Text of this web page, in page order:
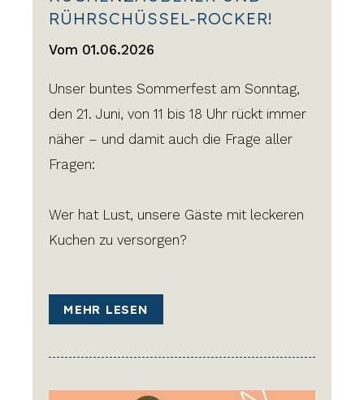
RÜHRSCHÜSSEL-ROCKER!
Vom 01.06.2026
Unser buntes Sommerfest am Sonntag,
den 21. Juni, von 11 bis 18 Uhr rückt immer
näher – und damit auch die Frage aller
Fragen:
Wer hat Lust, unsere Gäste mit leckeren
Kuchen zu versorgen?
MEHR LESEN